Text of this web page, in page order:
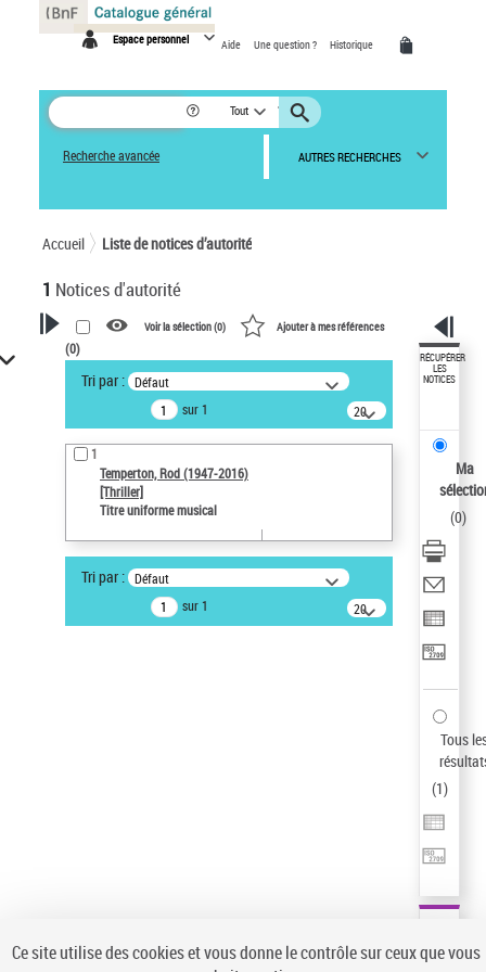
Espace personnel Aide Une question ? Historique
Tout
Recherche avancée AUTRES RECHERCHES
Accueil Liste de notices d’autorité
1 Notices d'autorité
VOTRE RECHERCHE
Recherche avancée dans les
notices d’autorité
Œuvres liées à l'auteur :
Temperton, Rod (1947-2016)
Auteur d’œuvre
Type de notice d'autorité
Titre uniforme musical
Voir la sélection (0) Ajouter à mes références
(0)
Tri par : Défaut
sur 1
20
résultats/page
1
Temperton, Rod (1947-2016)
[Thriller]
Titre uniforme musical
Tri par : Défaut
sur 1
20
résultats/page
RÉCUPÉRER
LES
NOTICES
Ma
(0)
Tous
(1)
Panneau de gestion des cookies
Ce site utilise des cookies et vous donne le contrôle sur ceux que vous